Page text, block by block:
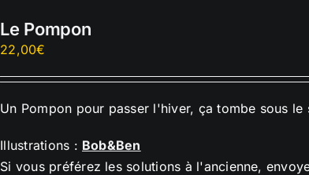
Le Pompon
22,00€
Un Pompon pour passer l'hiver, ça tombe sous le
Illustrations : Bob&Ben
Si vous préférez les solutions à l'ancienne,